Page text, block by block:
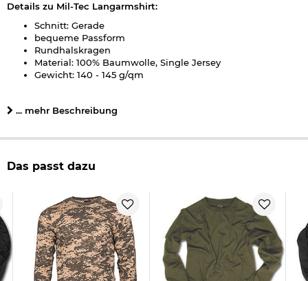
Details zu Mil-Tec Langarmshirt:
Schnitt: Gerade
bequeme Passform
Rundhalskragen
Material: 100% Baumwolle, Single Jersey
Gewicht: 140 - 145 g/qm
... mehr Beschreibung
Das passt dazu